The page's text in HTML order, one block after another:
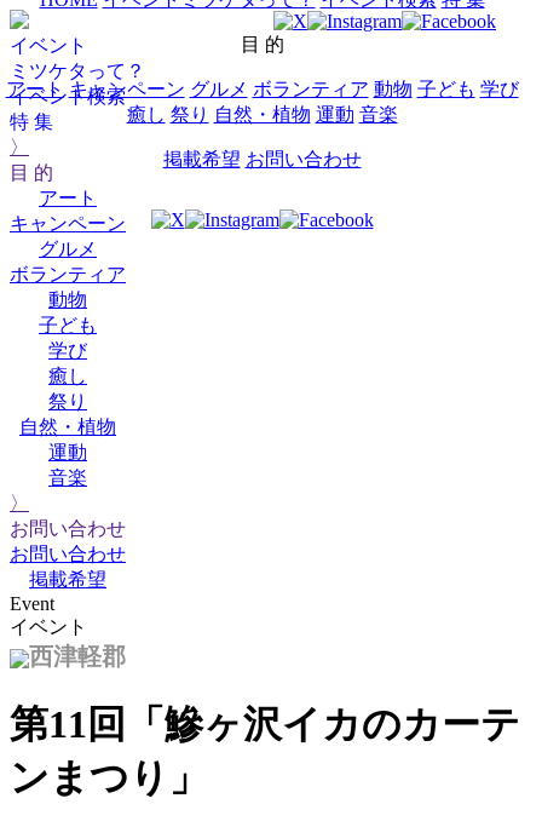
イベント
ミツケタって？
イベント検索
特 集
〉
目 的
アート
キャンペーン
グルメ
ボランティア
動物
子ども
学び
癒し
祭り
自然・植物
運動
音楽
〉
お問い合わせ
お問い合わせ
掲載希望
目 的
アート キャンペーン グルメ ボランティア 動物 子ども 学び
癒し 祭り 自然・植物 運動 音楽
掲載希望 お問い合わせ
Event
イベント
西津軽郡
第11回「鰺ヶ沢イカのカーテ
ンまつり」